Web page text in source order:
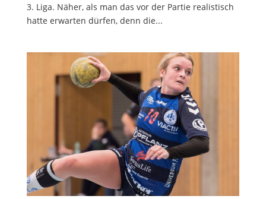
3. Liga. Näher, als man das vor der Partie realistisch
hatte erwarten dürfen, denn die...